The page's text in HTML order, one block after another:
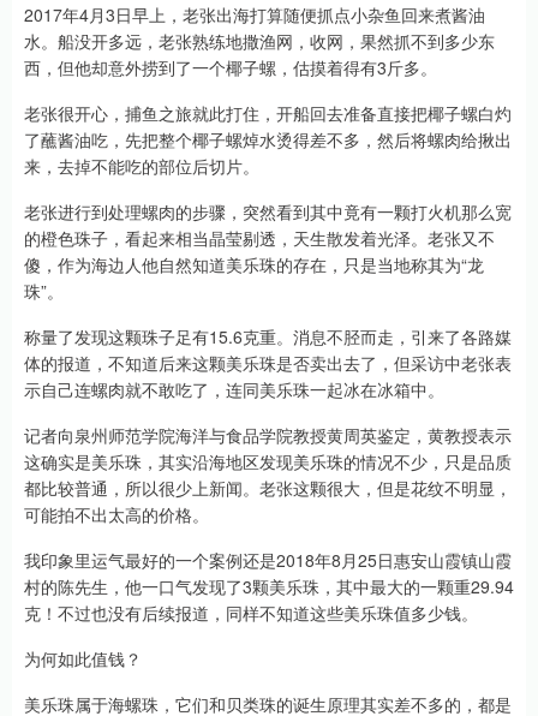
2017年4月3日早上，老张出海打算随便抓点小杂鱼回来煮酱油
水。船没开多远，老张熟练地撒渔网，收网，果然抓不到多少东
西，但他却意外捞到了一个椰子螺，估摸着得有3斤多。
老张很开心，捕鱼之旅就此打住，开船回去准备直接把椰子螺白灼
了蘸酱油吃，先把整个椰子螺焯水烫得差不多，然后将螺肉给揪出
来，去掉不能吃的部位后切片。
老张进行到处理螺肉的步骤，突然看到其中竟有一颗打火机那么宽
的橙色珠子，看起来相当晶莹剔透，天生散发着光泽。老张又不
傻，作为海边人他自然知道美乐珠的存在，只是当地称其为“龙
珠”。
称量了发现这颗珠子足有15.6克重。消息不胫而走，引来了各路媒
体的报道，不知道后来这颗美乐珠是否卖出去了，但采访中老张表
示自己连螺肉就不敢吃了，连同美乐珠一起冰在冰箱中。
记者向泉州师范学院海洋与食品学院教授黄周英鉴定，黄教授表示
这确实是美乐珠，其实沿海地区发现美乐珠的情况不少，只是品质
都比较普通，所以很少上新闻。老张这颗很大，但是花纹不明显，
可能拍不出太高的价格。
我印象里运气最好的一个案例还是2018年8月25日惠安山霞镇山霞
村的陈先生，他一口气发现了3颗美乐珠，其中最大的一颗重29.94
克！不过也没有后续报道，同样不知道这些美乐珠值多少钱。
为何如此值钱？
美乐珠属于海螺珠，它们和贝类珠的诞生原理其实差不多的，都是